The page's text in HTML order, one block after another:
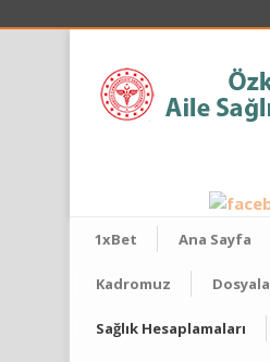
1xBet Ana Sayfa
Kadromuz
Sağlık Hesaplamaları